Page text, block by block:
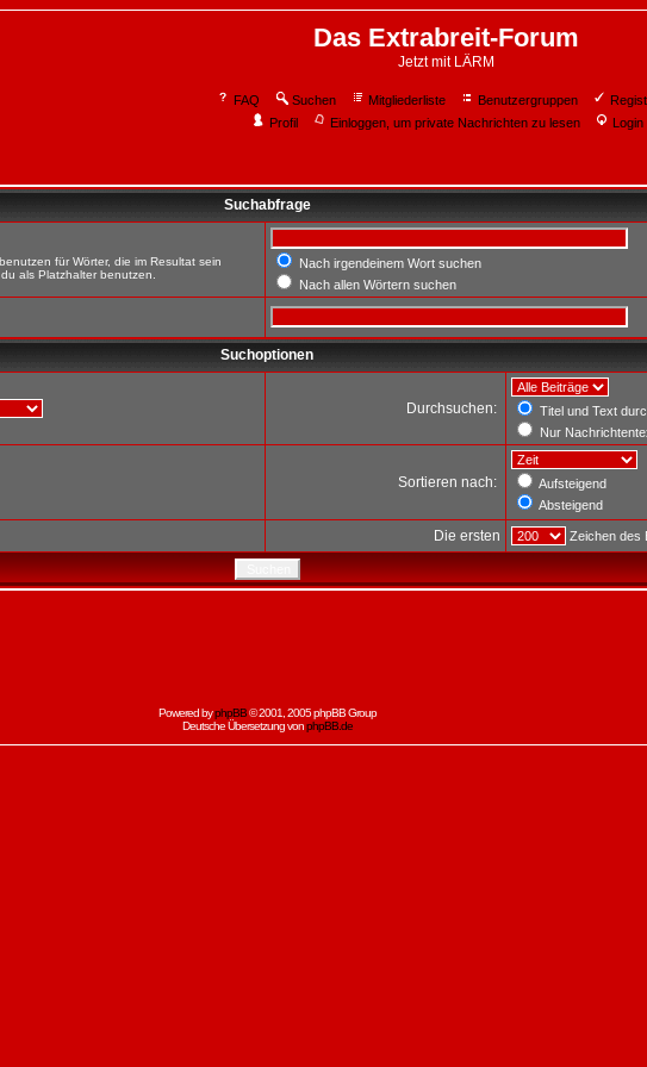
Das Extrabreit-Forum
Jetzt mit LÄRM
FAQ Suchen Mitgliederliste Benutzergruppen
Profil
Einloggen, um private Nachrichten zu lesen Login
Suchabfrage
für Wörter, die im Resultat sein
als Platzhalter benutzen.
Nach irgendeinem Wort suchen
Nach allen Wörtern suchen
Suchoptionen
Durchsuchen:
Titel und Text
Nur
Sortieren nach:
Aufsteigend
Absteigend
Die ersten Zeichen des
Powered byphpBB© 2001, 2005 phpBB Group
Deutsche Übersetzung vonphpBB.de